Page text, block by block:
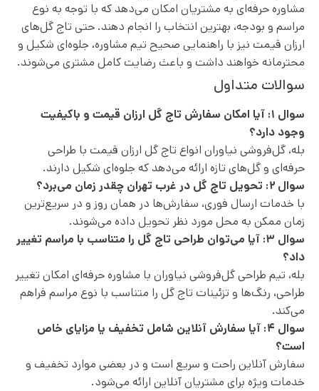
مشاوره حرفه‌ای به مشتریان امکان می‌دهد که با توجه به نوع
مراسم و بودجه، بهترین انتخاب را انجام دهند. حتی تاج گل‌های
ارزان قیمت نیز با راهنمایی صحیح تیم مشاوره، جلوه‌ای شکیل و
محترمانه خواهند داشت و باعث رضایت کامل مشتری می‌شوند.
سوالات متداول
سوال ۱: آیا امکان سفارش تاج گل ارزان قیمت و باکیفیت
وجود دارد؟
بله، گل‌فروشی نیاوران انواع تاج گل ارزان قیمت با طراحی
حرفه‌ای و گل‌های تازه ارائه می‌دهد که جلوه‌ای شکیل دارند.
سوال ۲: تحویل تاج گل در غرب تهران چقدر زمان می‌برد؟
با خدمات ارسال فوری، سفارش‌ها در همان روز و در سریع‌ترین
زمان ممکن به محل مورد نظر تحویل داده می‌شوند.
سوال ۳: آیا می‌توان طراحی تاج گل را متناسب با مراسم تغییر
داد؟
بله، تیم طراحی گل‌فروشی نیاوران با مشاوره حرفه‌ای امکان تغییر
طراحی، رنگ‌ها و تزئینات تاج گل را متناسب با نوع مراسم فراهم
می‌کند.
سوال ۴: آیا سفارش آنلاین شامل تخفیف یا مزایای خاص
است؟
سفارش آنلاین راحت و سریع است و در بعضی موارد تخفیف و
خدمات ویژه برای مشتریان آنلاین ارائه می‌شود.